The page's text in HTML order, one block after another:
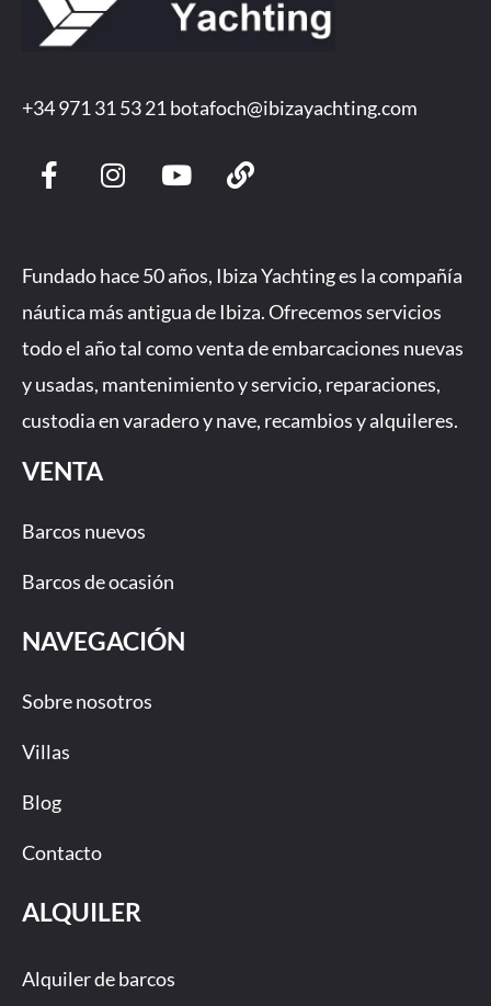
+34 971 31 53 21 botafoch@ibizayachting.com
F
a
b
o
o
k
-
f
I
n
a
g
r
a
m
Y
o
u
e
L
i
Fundado hace 50 años, Ibiza Yachting es la compañía
náutica más antigua de Ibiza. Ofrecemos servicios
todo el año tal como venta de embarcaciones nuevas
y usadas, mantenimiento y servicio, reparaciones,
custodia en varadero y nave, recambios y alquileres.
VENTA
Barcos nuevos
Barcos de ocasión
NAVEGACIÓN
Sobre nosotros
Villas
Blog
Contacto
ALQUILER
Alquiler de barcos